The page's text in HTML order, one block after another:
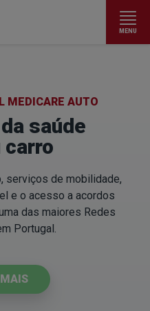
MENU
MEDICARE AUTO
saúde
carro
serviços de mobilidade,
e o acesso a acordos
das maiores Redes
Portugal.